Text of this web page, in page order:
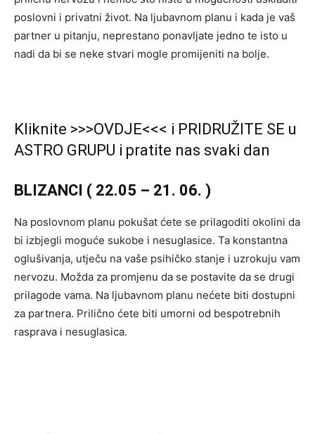
poslovni i privatni život. Na ljubavnom planu i kada je vaš
partner u pitanju, neprestano ponavljate jedno te isto u
nadi da bi se neke stvari mogle promijeniti na bolje.
Kliknite >>>OVDJE<<< i PRIDRUŽITE SE u
ASTRO GRUPU i pratite nas svaki dan
BLIZANCI ( 22.05 – 21. 06. )
Na poslovnom planu pokušat ćete se prilagoditi okolini da
bi izbjegli moguće sukobe i nesuglasice. Ta konstantna
oglušivanja, utječu na vaše psihičko stanje i uzrokuju vam
nervozu. Možda za promjenu da se postavite da se drugi
prilagode vama. Na ljubavnom planu nećete biti dostupni
za partnera. Prilično ćete biti umorni od bespotrebnih
rasprava i nesuglasica.